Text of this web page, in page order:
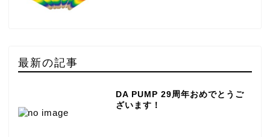
最新の記事
DA PUMP 29周年おめでとうご
ざいます！